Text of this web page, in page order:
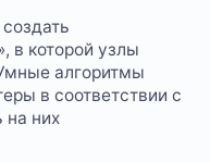
в которой узлы
алгоритмы
в соответствии с
на них